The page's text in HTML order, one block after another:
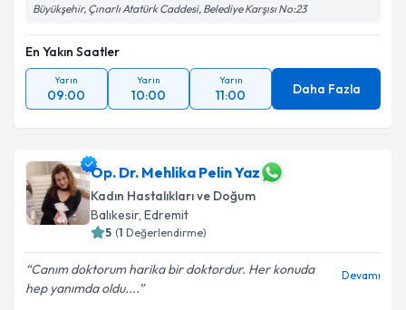
Büyükşehir, Çınarlı Atatürk Caddesi, Belediye Karşısı No:23
En Yakın Saatler
Yarın
09:00
Yarın
10:00
Yarın
11:00 Daha Fazla
Op. Dr. Mehlika Pelin Yaz
Kadın Hastalıkları ve Doğum
Balıkesir, Edremit
5 (1 Değerlendirme)
Canım doktorum harika bir doktordur. Her konuda
hep yanımda oldu....
Devamı